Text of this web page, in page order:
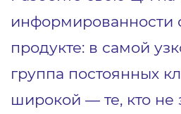
информированности
продукте: в самой
группа постоянных
широкой ― те, кто не